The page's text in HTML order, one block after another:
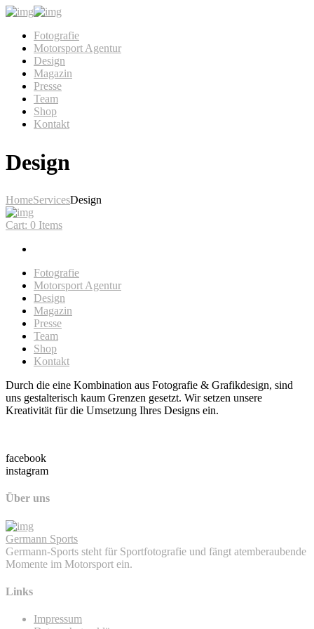
Fotografie
Motorsport Agentur
Design
Magazin
Presse
Team
Shop
Kontakt
Design
HomeServicesDesign
Cart: 0 Items
Fotografie
Motorsport Agentur
Design
Magazin
Presse
Team
Shop
Kontakt
Durch die eine Kombination aus Fotografie & Grafikdesign, sind
uns gestalterisch kaum Grenzen gesetzt. Wir setzen unsere
Kreativität für die Umsetzung Ihres Designs ein.
facebook
instagram
Über uns
Germann Sports
Germann-Sports steht für Sportfotografie und fängt atemberaubende
Momente im Motorsport ein.
Links
Impressum